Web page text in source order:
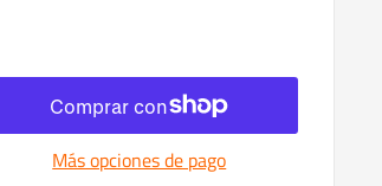
Más opciones de pago